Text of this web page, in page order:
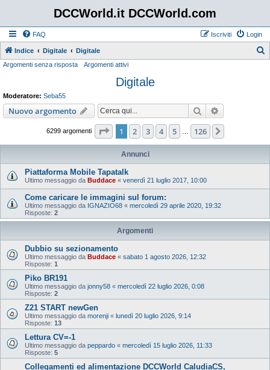
DCCWorld.it DCCWorld.com
FAQ Login
Iscriviti
Indice Digitale Digitale
Argomenti senza risposta Argomenti attivi
Digitale
Moderatore: Seba55
Nuovo argomento Cerca
6299 argomenti Pagina di 126
1 2 3 4 5 126
Annunci
Piattaforma Mobile Tapatalk
Ultimo messaggio da Buddace « venerdì 21 luglio 2017, 10:00
Come caricare le immagini sul forum:
Ultimo messaggio da IGNAZIO68 « mercoledì 29 aprile 2020, 19:32
Risposte: 2
Argomenti
Dubbio su sezionamento
Ultimo messaggio da Buddace « sabato 1 agosto 2026, 12:32
Risposte: 1
Piko BR191
Ultimo messaggio da jonny58 « mercoledì 22 luglio 2026, 0:08
Risposte: 2
Z21 START newGen
Ultimo messaggio da morenji « lunedì 20 luglio 2026, 9:14
Risposte: 13
Lettura CV=-1
Ultimo messaggio da peppardo « mercoledì 15 luglio 2026, 11:33
Risposte: 5
Collegamenti ed alimentazione DCCWorld CaludiaCS,